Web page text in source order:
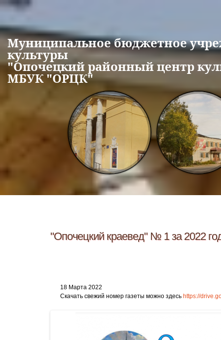
Перейти к основному содержанию
Муниципальное бюджетное
культуры
"Опочецкий районный центр
МБУК "ОРЦК"
"Опочецкий краевед" № 1 за 2022
18 Марта 2022
Скачать свежий номер газеты можно здесь https://